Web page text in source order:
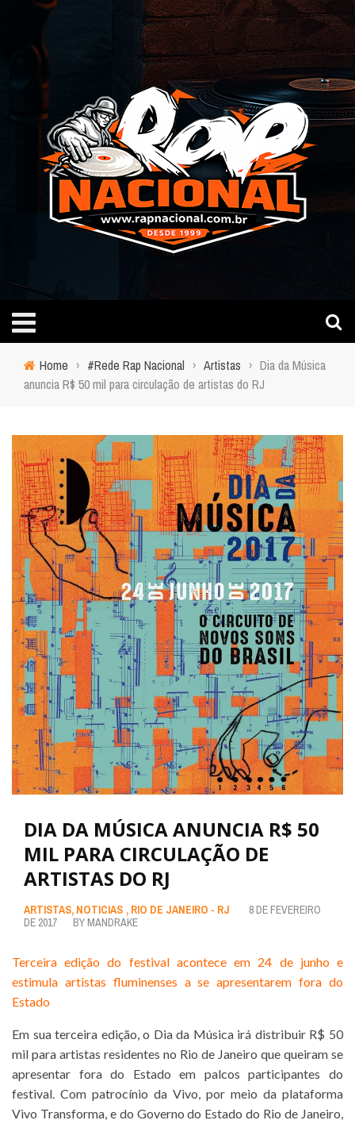
Home › #Rede Rap Nacional › Artistas › Dia da Música
anuncia R$ 50 mil para circulação de artistas do RJ
DIA DA MÚSICA ANUNCIA R$ 50
MIL PARA CIRCULAÇÃO DE
ARTISTAS DO RJ
ARTISTAS, NOTICIAS , RIO DE JANEIRO - RJ
8 DE FEVEREIRO
DE 2017
BY MANDRAKE
Terceira edição do festival acontece em 24 de junho e
estimula artistas fluminenses a se apresentarem fora do
Estado
Em sua terceira edição, o Dia da Música irá distribuir R$ 50
mil para artistas residentes no Rio de Janeiro que queiram se
apresentar fora do Estado em palcos participantes do
festival. Com patrocínio da Vivo, por meio da plataforma
Vivo Transforma, e do Governo do Estado do Rio de Janeiro,